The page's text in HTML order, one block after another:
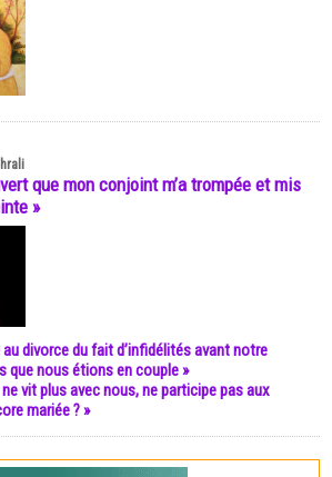
que mon conjoint m’a trompée et mis
»
au divorce du fait d’infidélités avant notre
que nous étions en couple »
ne vit plus avec nous, ne participe pas aux
mariée ? »